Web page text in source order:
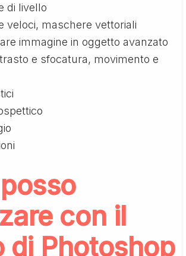
di livello
veloci, maschere vettoriali
immagine in oggetto avanzato
e sfocatura, movimento e
con il
di Photoshop